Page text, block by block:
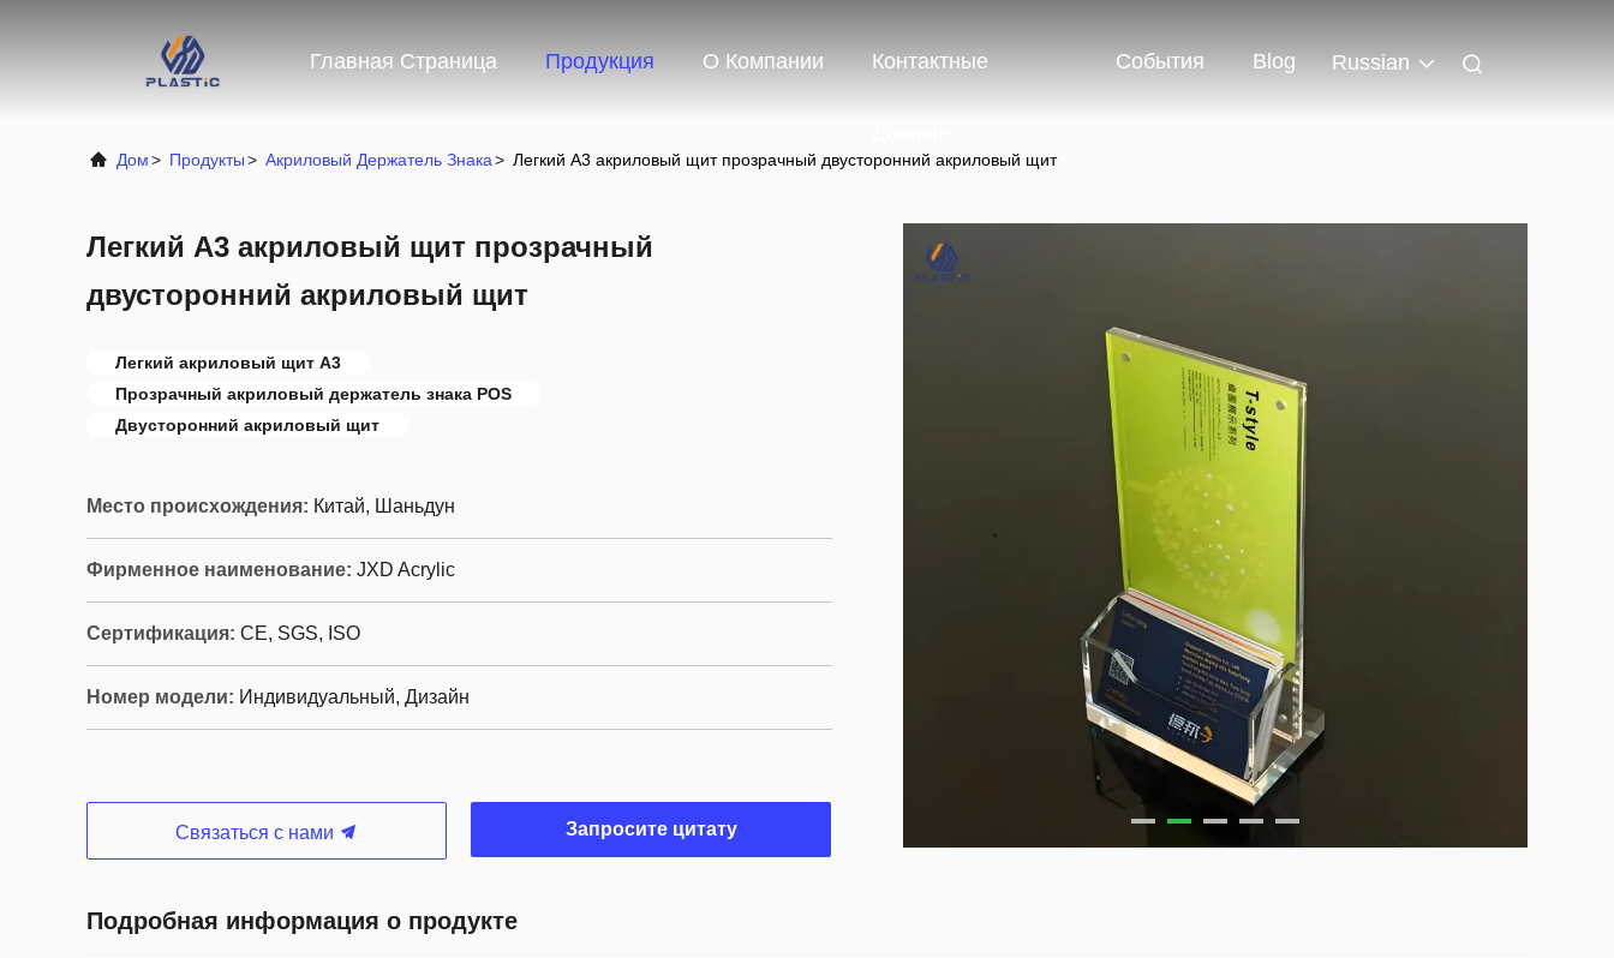
Главная Страница Продукция О Компании Контактные События Blog Russian
Дом> Продукты> Акриловый Держатель Знака> Легкий А3 акриловый щит прозрачный двусторонний акриловый щит
Легкий А3 акриловый щит прозрачный
двусторонний акриловый щит
Легкий акриловый щит A3
Прозрачный акриловый держатель знака POS
Двусторонний акриловый щит
Место происхождения: Китай, Шаньдун
Фирменное наименование: JXD Acrylic
Сертификация: CE, SGS, ISO
Номер модели: Индивидуальный, Дизайн
Связаться с нами Запросите цитату
Подробная информация о продукте